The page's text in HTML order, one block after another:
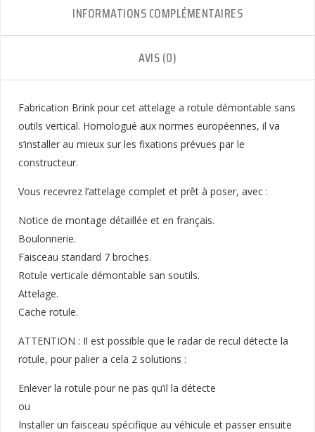
INFORMATIONS COMPLÉMENTAIRES
AVIS (0)
Fabrication Brink pour cet attelage a rotule démontable sans
outils vertical. Homologué aux normes européennes, il va
s’installer au mieux sur les fixations prévues par le
constructeur.
Vous recevrez l’attelage complet et prêt à poser, avec :
Notice de montage détaillée et en français.
Boulonnerie.
Faisceau standard 7 broches.
Rotule verticale démontable san soutils.
Attelage.
Cache rotule.
ATTENTION : Il est possible que le radar de recul détecte la
rotule, pour palier a cela 2 solutions :
Enlever la rotule pour ne pas qu’il la détecte
ou
Installer un faisceau spécifique au véhicule et passer ensuite